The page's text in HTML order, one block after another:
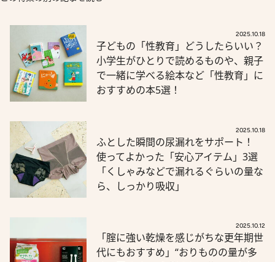
2025.10.18
子どもの「性教育」どうしたらいい？
小学生がひとりで読めるものや、親子
で一緒に学べる絵本など「性教育」に
おすすめの本5選！
2025.10.18
ふとした瞬間の尿漏れをサポート！
使ってよかった「安心アイテム」3選
「くしゃみなどで漏れるぐらいの量な
ら、しっかり吸収」
2025.10.12
「腟に強い乾燥を感じがちな更年期世
代にもおすすめ」“おりものの量が多